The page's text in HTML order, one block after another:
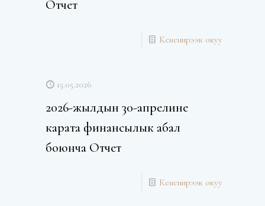
Отчет
Кененирээк окуу
15.05.2026
2026-жылдын 30-апрелине
карата финансылык абал
боюнча Отчет
Кененирээк окуу